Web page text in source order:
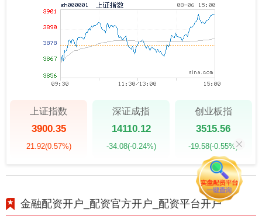
上证指数
3900.35
21.92(0.57%)
深证成指
14110.12
-34.08(-0.24%)
创业板指
3515.56
-19.58(-0.55%)
金融配资开户_配资官方开户_配资平台开户